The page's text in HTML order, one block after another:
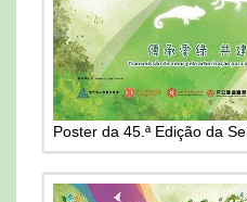
Poster da 45.ª Edição da